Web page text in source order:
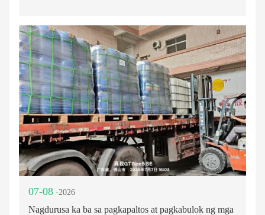
07-08 -2026
Nagdurusa ka ba sa pagkapaltos at pagkabulok ng mga